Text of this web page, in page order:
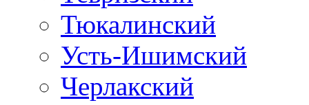
Тюкалинский
Усть-Ишимский
Черлакский